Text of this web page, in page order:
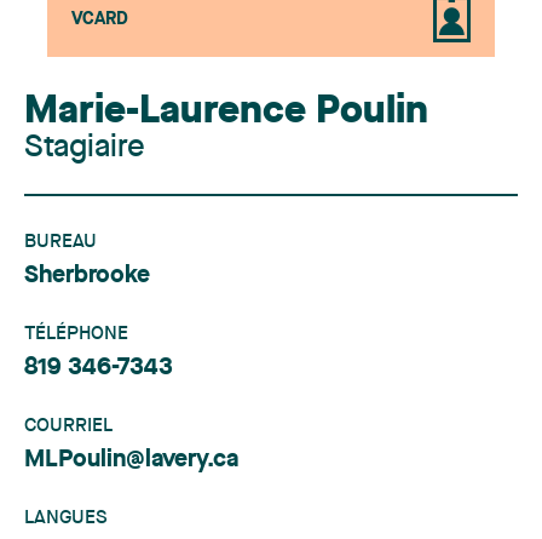
VCARD
Marie-Laurence Poulin
Stagiaire
BUREAU
Sherbrooke
TÉLÉPHONE
819 346-7343
COURRIEL
MLPoulin@lavery.ca
LANGUES